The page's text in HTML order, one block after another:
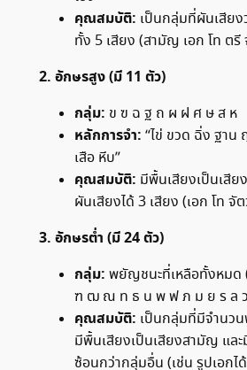
คุณสมบัติ: เป็นกลุ่มที่ผันเสีย
ทั้ง 5 เสียง (สามัญ เอก โท ตรี
2. อักษรสูง (มี 11 ตัว)
กลุ่ม: ข ฃ ฉ ฐ ถ ผ ฝ ศ ษ ส ห
หลักการจำ: “ไข่ ขวด ฉิ่ง ฐาน
เสือ หีบ”
คุณสมบัติ: มีพื้นเสียงเป็นเสีย
ผันเสียงได้ 3 เสียง (เอก โท จั
3. อักษรต่ำ (มี 24 ตัว)
กลุ่ม: พยัญชนะที่เหลือทั้งหม
ฑ ฒ ณ ท ธ น พ ฟ ภ ม ย ร ล
คุณสมบัติ: เป็นกลุ่มที่มีจำนว
มีพื้นเสียงเป็นเสียงสามัญ แล
ซ้อนกว่ากลุ่มอื่น (เช่น รูปเอกไ